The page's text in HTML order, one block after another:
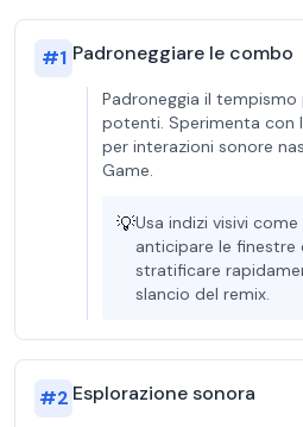
#1 Padroneggiare le combo
Padroneggia il
potenti. Sperimenta con
per interazioni sonore
Game.
💡Usa indizi visivi
anticipare le
stratificare
slancio del remix.
#2 Esplorazione sonora